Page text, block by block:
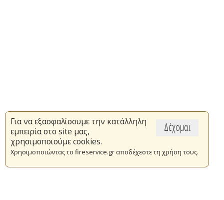
Δέχομαι
Για να εξασφαλίσουμε την κατάλληλη
εμπειρία στο site μας,
χρησιμοποιούμε cookies.
Χρησιμοποιώντας το fireservice.gr αποδέχεστε τη χρήση τους.